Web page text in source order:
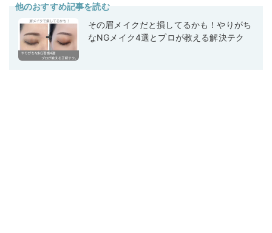
他のおすすめ記事を読む
その眉メイクだと損してるかも！やりがち
なNGメイク4選とプロが教える解決テク